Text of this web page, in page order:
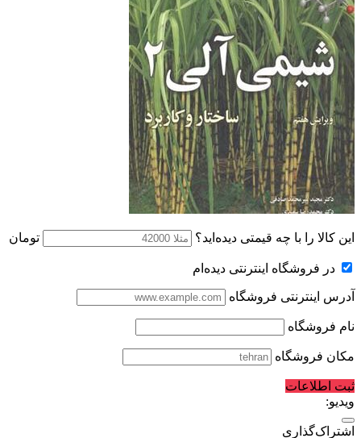
این کالا را با چه قیمتی دیده‌اید؟ تومان
در فروشگاه اینترنتی دیده‌ام
آدرس اینترنتی فروشگاه
نام فروشگاه
مکان فروشگاه
ثبت اطلاعات
ویدیو:
اشتراک‌گذاری